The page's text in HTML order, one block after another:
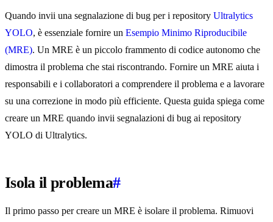
Quando invii una segnalazione di bug per i repository Ultralytics
YOLO, è essenziale fornire un Esempio Minimo Riproducibile
(MRE). Un MRE è un piccolo frammento di codice autonomo che
dimostra il problema che stai riscontrando. Fornire un MRE aiuta i
responsabili e i collaboratori a comprendere il problema e a lavorare
su una correzione in modo più efficiente. Questa guida spiega come
creare un MRE quando invii segnalazioni di bug ai repository
YOLO di Ultralytics.
Isola il problema#
Il primo passo per creare un MRE è isolare il problema. Rimuovi